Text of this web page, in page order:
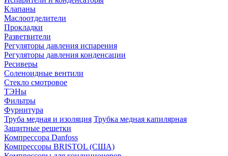
Клапаны
Маслоотделители
Прокладки
Разветвители
Регуляторы давления испарения
Регуляторы давления конденсации
Ресиверы
Соленоидные вентили
Стекло смотровое
ТЭНы
Фильтры
Фурнитура
Труба медная и изоляция Трубка медная капилярная
Защитные решетки
Компрессора Danfoss
Компрессоры BRISTOL (США)